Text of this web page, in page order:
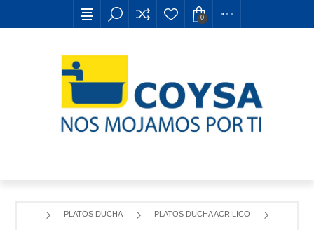
0
PLATOS DUCHA PLATOS DUCHA ACRILICO